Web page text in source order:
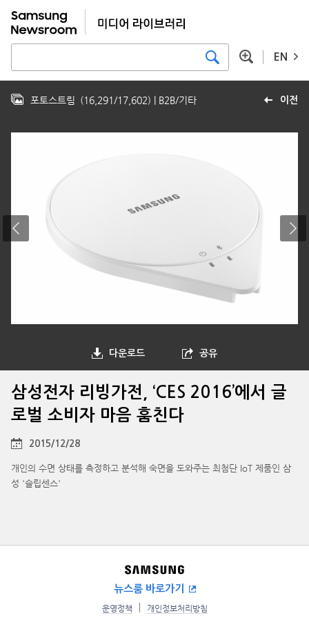
EN
이전
포토스트림 (16,291/17,602) | B2B/기타
다운로드 공유
삼성전자 리빙가전, ‘CES 2016’에서 글
로벌 소비자 마음 훔친다
2015/12/28
개인의 수면 상태를 측정하고 분석해 숙면을 도와주는 최첨단 IoT 제품인 삼
성 '슬립센스'
뉴스룸 바로가기
운영정책 개인정보처리방침